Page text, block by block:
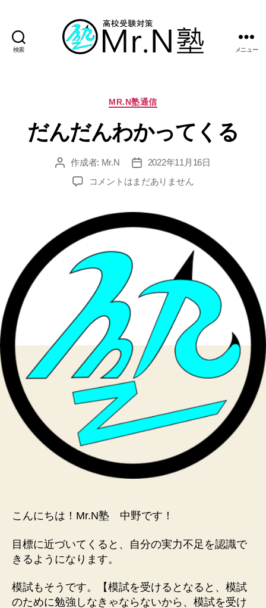
検索 メニュー
カ
ゴ
リ
MR.N塾通信
だんだんわかってくる
投 作成者: Mr.N
投
稿
2022年11月16日
だ
ん
わ
っ
て
く
る
の
コメントはまだありません
こんにちは！Mr.N塾 中野です！
目標に近づいてくると、自分の実力不足を認識で
きるようになります。
模試もそうです。【模試を受けるとなると、模試
のために勉強しなきゃならないから、模試を受け